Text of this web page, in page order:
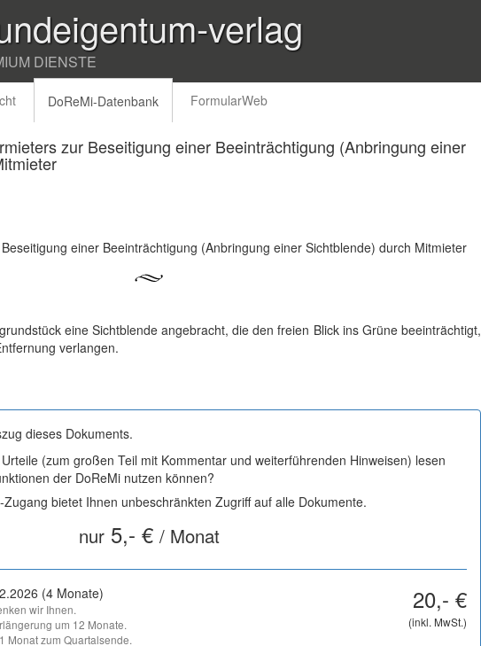
verlag
DIENSTE
DoReMi-Datenbank FormularWeb
zur Beseitigung einer Beeinträchtigung (Anbringung einer
einer Beeinträchtigung (Anbringung einer Sichtblende) durch Mitmieter
eine Sichtblende angebracht, die den freien Blick ins Grüne beeinträchtigt,
verlangen.
dieses Dokuments.
(zum großen Teil mit Kommentar und weiterführenden Hinweisen) lesen
der DoReMi nutzen können?
Zugang bietet Ihnen unbeschränkten Zugriff auf alle Dokumente.
nur5,- € / Monat
(4 Monate)
wir Ihnen.
um 12 Monate.
Monat zum Quartalsende.
20,- €
(inkl. MwSt.)